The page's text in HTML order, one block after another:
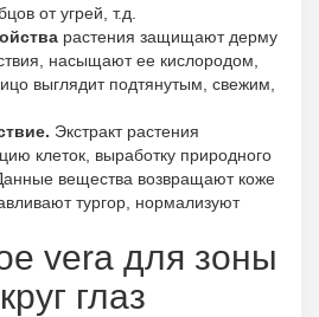
от угрей, т.д.
растения защищают дерму
насыщают ее кислородом,
выглядит подтянутым, свежим,
Экстракт растения
клеток, выработку природного
вещества возвращают коже
тургор, нормализуют
vera для зоны
глаз